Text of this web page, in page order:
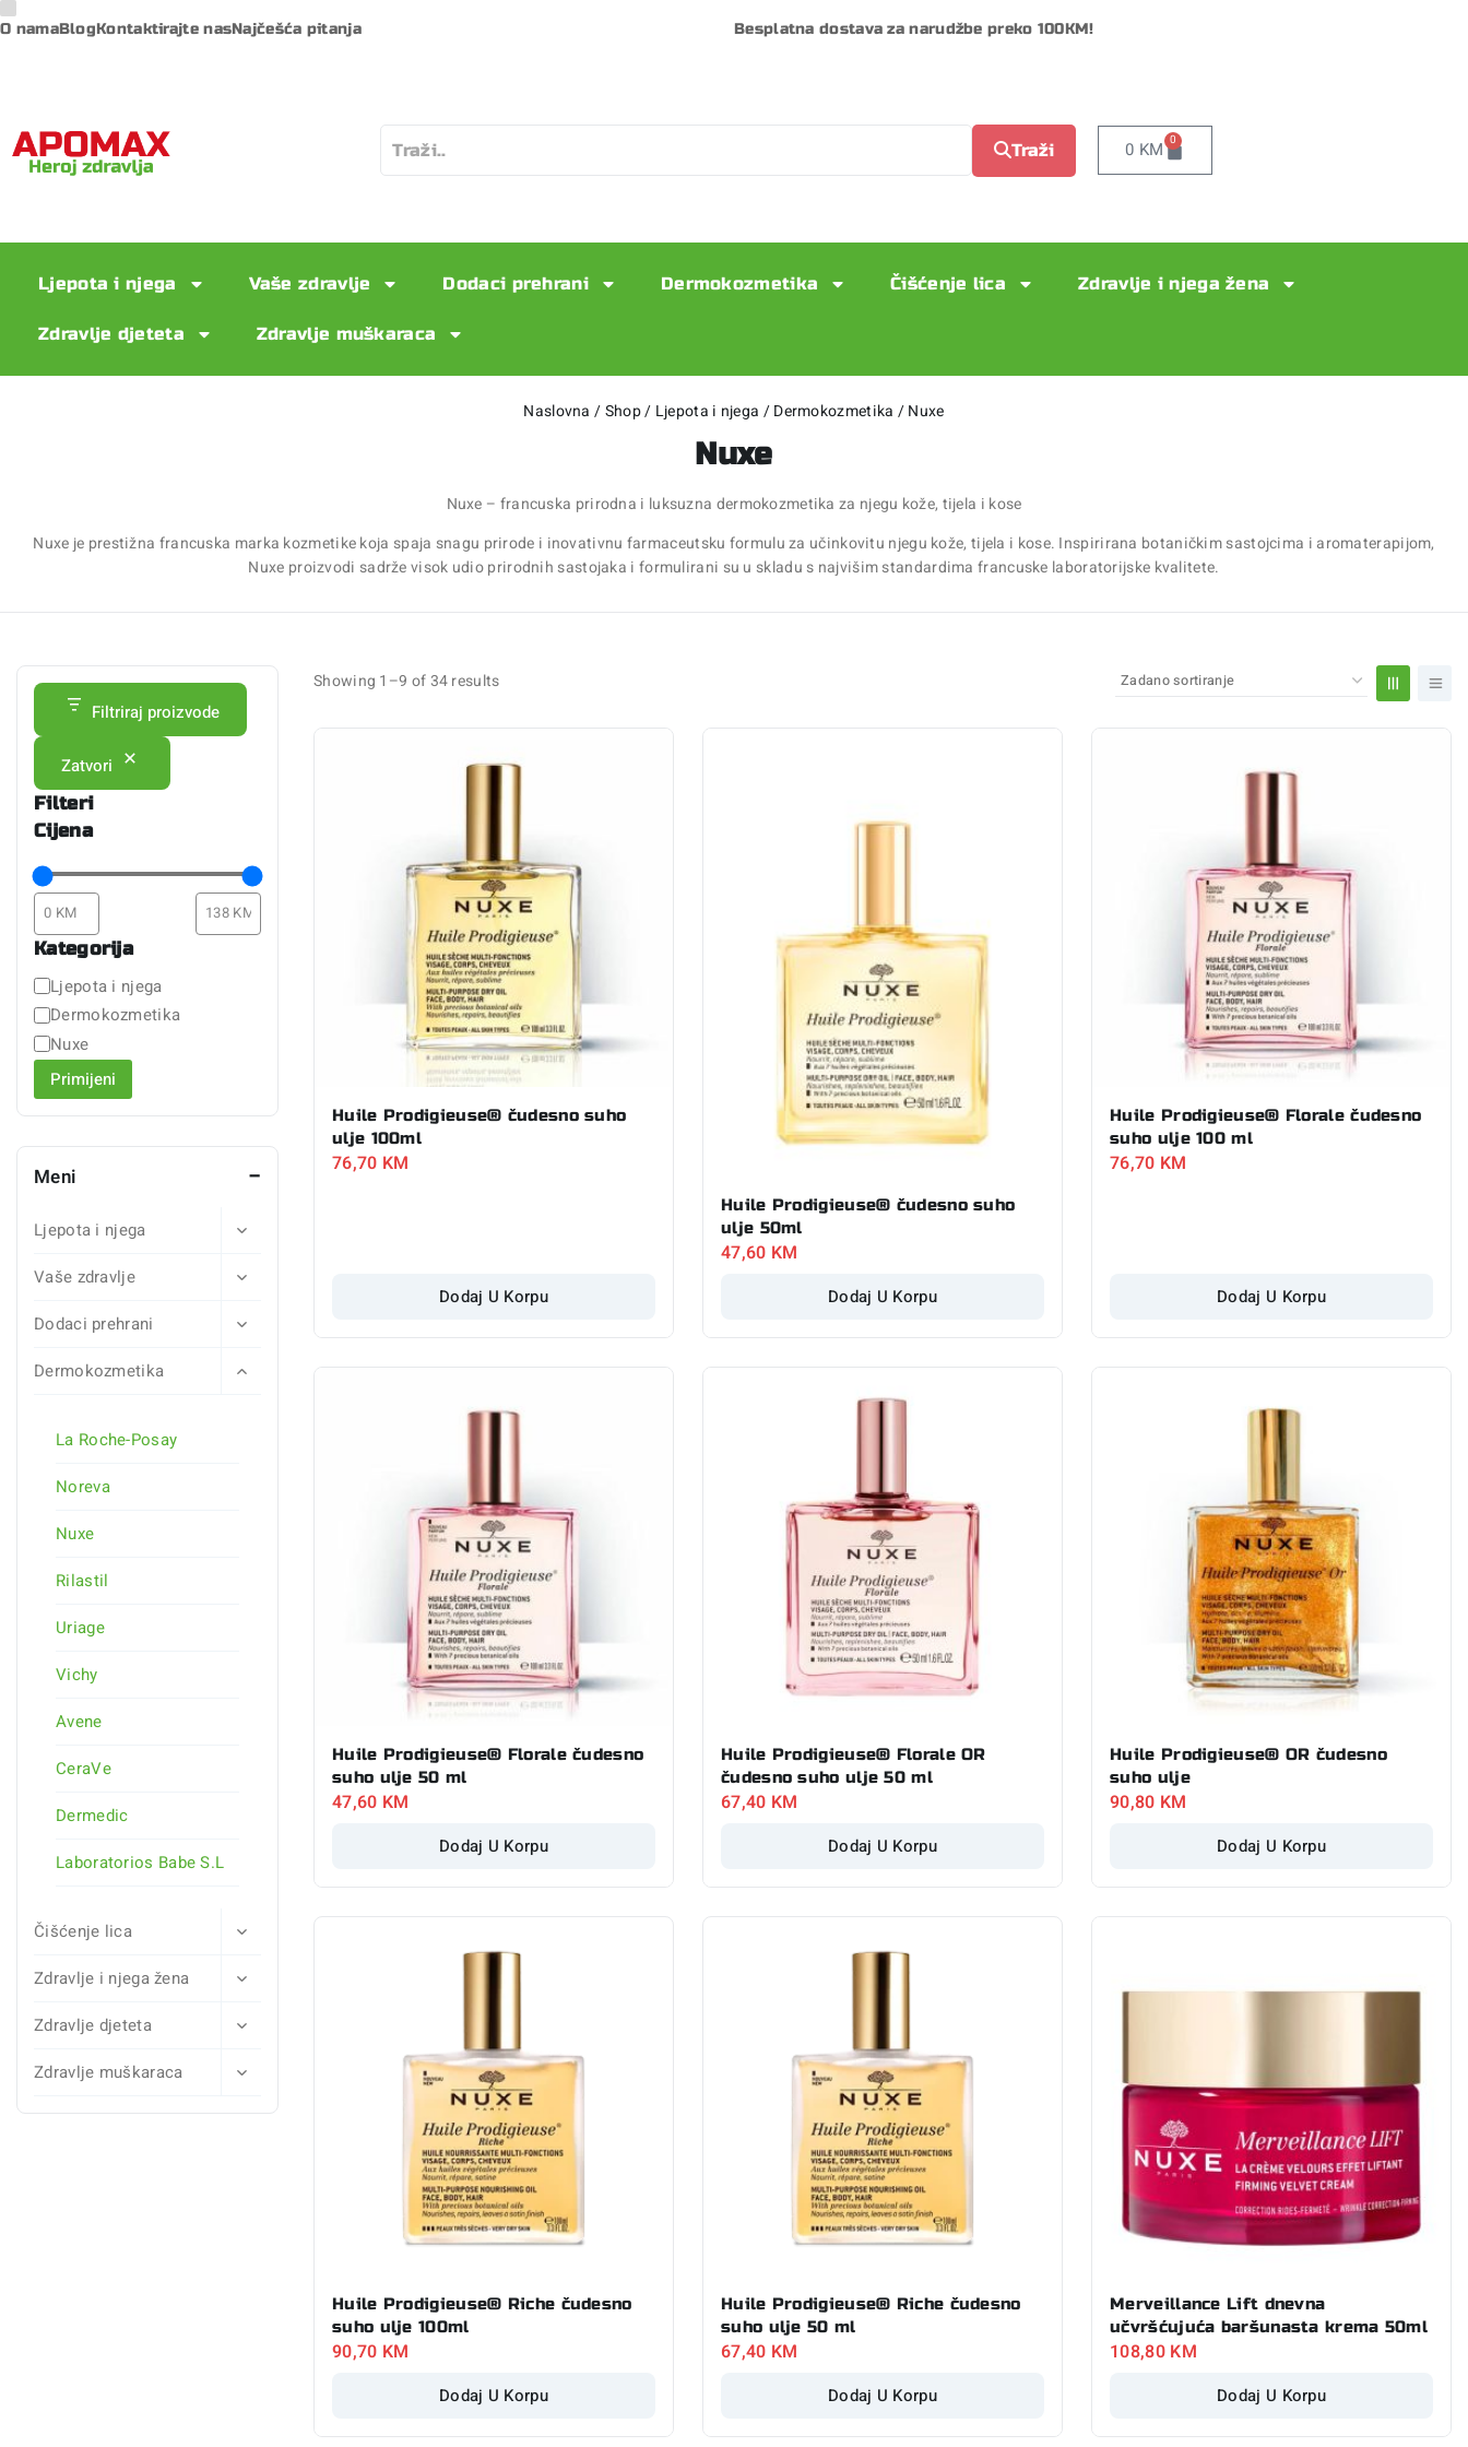
O namaBlogKontaktirajte nasNajčešća pitanja Besplatna dostava za narudžbe preko 100KM!
Traži 0 KM 0
Ljepota i njega Vaše zdravlje Dodaci prehrani Dermokozmetika Čišćenje lica Zdravlje i njega žena
Zdravlje djeteta Zdravlje muškaraca
Naslovna /Shop/ Ljepota i njega /Dermokozmetika /Nuxe
Nuxe
Nuxe – francuska prirodna i luksuzna dermokozmetika za njegu kože, tijela i kose
Nuxe je prestižna francuska marka kozmetike koja spaja snagu prirode i inovativnu farmaceutsku formulu za učinkovitu njegu kože, tijela i kose. Inspirirana botaničkim sastojcima i aromaterapijom,
Nuxe proizvodi sadrže visok udio prirodnih sastojaka i formulirani su u skladu s najvišim standardima francuske laboratorijske kvalitete.
Showing 1–9 of34results
Huile Prodigieuse® čudesno suho
ulje 100ml
76,70 KM
Dodaj U Korpu
Huile Prodigieuse® čudesno suho
ulje 50ml
47,60 KM
Dodaj U Korpu
Huile Prodigieuse® Florale čudesno
suho ulje 100 ml
76,70 KM
Dodaj U Korpu
Huile Prodigieuse® Florale čudesno
suho ulje 50 ml
47,60 KM
Dodaj U Korpu
Huile Prodigieuse® Florale OR
čudesno suho ulje 50 ml
67,40 KM
Dodaj U Korpu
Huile Prodigieuse® OR čudesno
suho ulje
90,80 KM
Dodaj U Korpu
Huile Prodigieuse® Riche čudesno
suho ulje 100ml
90,70 KM
Dodaj U Korpu
Huile Prodigieuse® Riche čudesno
suho ulje 50 ml
67,40 KM
Dodaj U Korpu
Merveillance Lift dnevna
učvršćujuća baršunasta krema 50ml
108,80 KM
Dodaj U Korpu
Filtriraj proizvode
Zatvori
Filteri
Cijena
Kategorija
Ljepota i njega
Dermokozmetika
Nuxe
Primijeni
Meni
Ljepota i njega
Vaše zdravlje
Dodaci prehrani
Dermokozmetika
La Roche-Posay
Noreva
Nuxe
Rilastil
Uriage
Vichy
Avene
CeraVe
Dermedic
Laboratorios Babe S.L
Čišćenje lica
Zdravlje i njega žena
Zdravlje djeteta
Zdravlje muškaraca